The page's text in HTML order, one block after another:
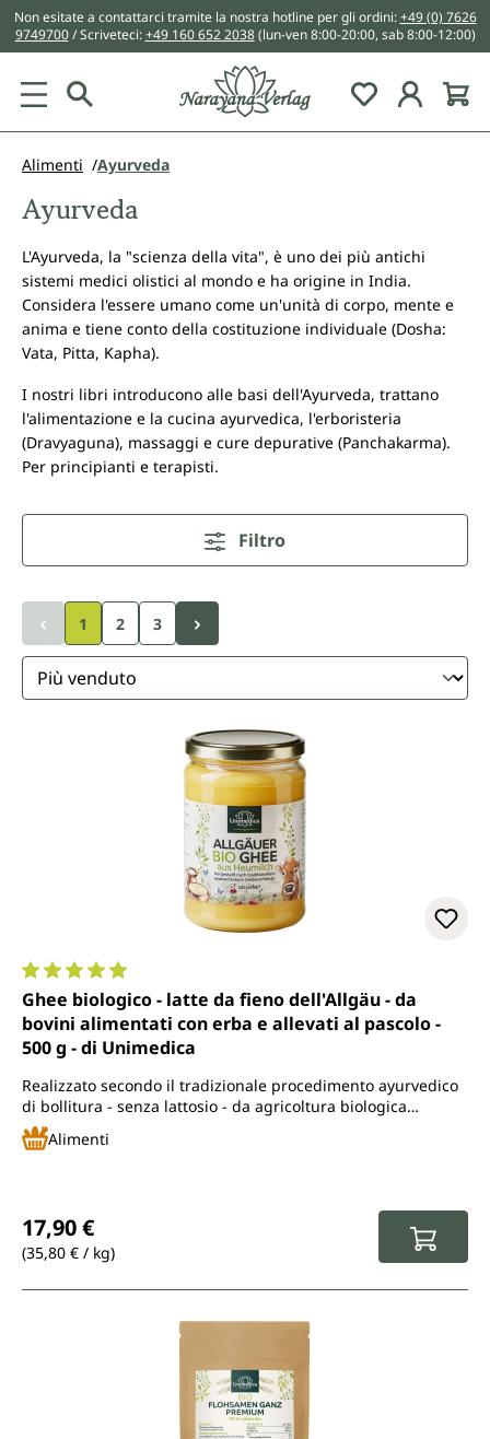
principale
Non esitate a contattarci tramite la nostra hotline per gli ordini:+49 (0) 7626
9749700/ Scriveteci:+49 160 652 2038 (lun-ven 8:00-20:00, sab 8:00-12:00)
You have 0
Alimenti Ayurveda
Ayurveda
L'Ayurveda, la "scienza della vita", è uno dei più antichi
sistemi medici olistici al mondo e ha origine in India.
Considera l'essere umano come un'unità di corpo, mente e
anima e tiene conto della costituzione individuale (Dosha:
Vata, Pitta, Kapha).
I nostri libri introducono alle basi dell'Ayurveda, trattano
l'alimentazione e la cucina ayurvedica, l'erboristeria
(Dravyaguna), massaggi e cure depurative (Panchakarma).
Per principianti e terapisti.
Filtro
1 2 3
Valutazione media di 4.9 su 5 stelle
Ghee biologico - latte da fieno dell'Allgäu - da
bovini alimentati con erba e allevati al pascolo -
500 g - di Unimedica
Realizzato secondo il tradizionale procedimento ayurvedico
di bollitura - senza lattosio - da agricoltura biologica
controllata
Alimenti
17,90 €
(35,80 € / kg)